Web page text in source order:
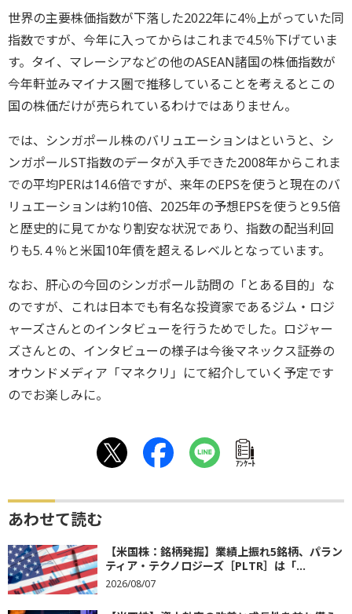
世界の主要株価指数が下落した2022年に4％上がっていた同
指数ですが、今年に入ってからはこれまで4.5％下げていま
す。タイ、 マレーシアなどの他のASEAN諸国の株価指数が
今年軒並みマイナス圏で推移していることを考えるとこの
国の株価だけが売られているわけではありません。
では、シンガポール株のバリュエーションはというと、 シ
ンガポールST指数のデータが入手できた2008年からこれま
での平均PERは14.6倍ですが、 来年のEPSを使うと現在のバ
リュエーションは約10倍、 2025年の予想EPSを使うと9.5倍
と歴史的に見てかなり割安な状況であり、 指数の配当利回
りも5.４％ と米国10年債を超えるレベルとなっています。
なお、肝心の今回のシンガポール訪問の「とある目的」 な
のですが、これは日本でも有名な投資家であるジム・ ロジ
ャーズさんとのインタビューを行うためでした。 ロジャー
ズさんとの、 インタビューの様子は今後マネックス証券の
オウンドメディア「マネクリ」にて紹介していく予定です
のでお楽しみに。
ｱﾝｹｰﾄ
あわせて読む
【米国株：銘柄発掘】業績上振れ5銘柄、パラン
ティア・テクノロジーズ［PLTR］は「...
2026/08/07